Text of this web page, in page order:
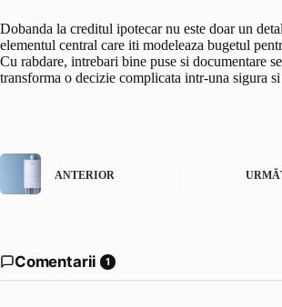
Dobanda la creditul ipotecar nu este doar un
elementul central care iti modeleaza bugetul
Cu rabdare, intrebari bine puse si documentare
transforma o decizie complicata intr-una sigura si
ANTERIOR
Comentarii 1